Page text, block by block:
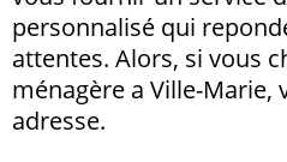
personnalisé qui
attentes. Alors, si vous
ménagère a Ville-Marie,
adresse.